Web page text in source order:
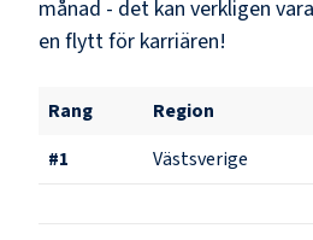
månad - det kan verkligen
en flytt för karriären!
Rang Region
#1 Västsverige